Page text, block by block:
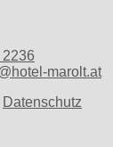
marolt.at
Datenschutz